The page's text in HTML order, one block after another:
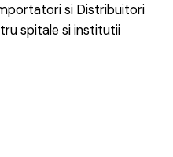
si Distribuitori
spitale si institutii